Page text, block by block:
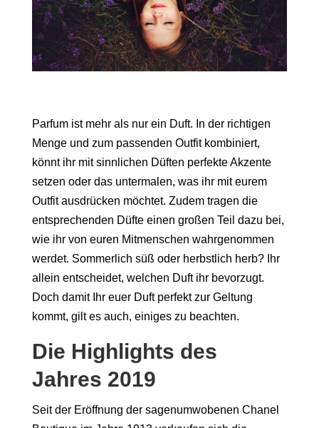
Parfum ist mehr als nur ein Duft. In der richtigen
Menge und zum passenden Outfit kombiniert,
könnt ihr mit sinnlichen Düften perfekte Akzente
setzen oder das untermalen, was ihr mit eurem
Outfit ausdrücken möchtet. Zudem tragen die
entsprechenden Düfte einen großen Teil dazu bei,
wie ihr von euren Mitmenschen wahrgenommen
werdet. Sommerlich süß oder herbstlich herb? Ihr
allein entscheidet, welchen Duft ihr bevorzugt.
Doch damit Ihr euer Duft perfekt zur Geltung
kommt, gilt es auch, einiges zu beachten.
Die Highlights des
Jahres 2019
Seit der Eröffnung der sagenumwobenen Chanel